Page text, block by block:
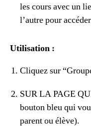
les cours avec un
l’autre pour
Utilisation :
Cliquez sur
SUR LA PAGE
bouton bleu qui
parent ou élève).